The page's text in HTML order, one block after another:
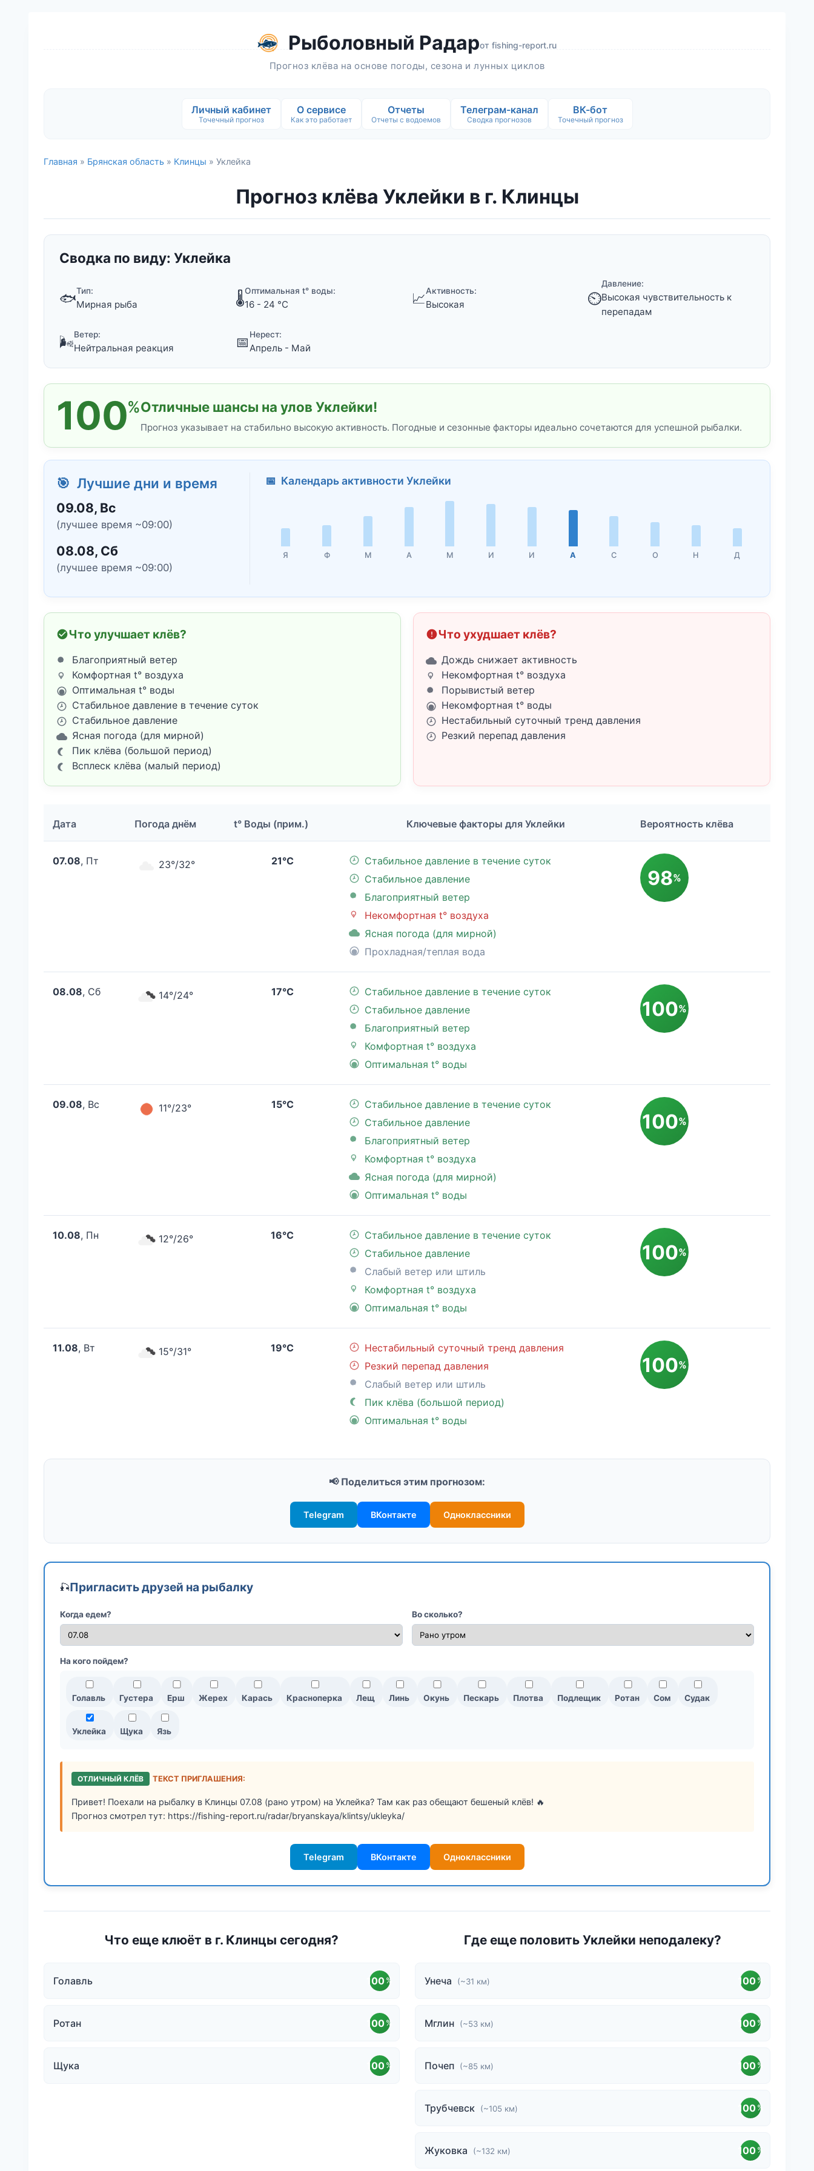
Рыболовный Радарот fishing-report.ru
Прогноз клёва на основе погоды, сезона и лунных циклов
Личный кабинет
Точечный прогноз
О сервисе
Как это работает
Отчеты
Отчеты с водоемов
Телеграм-канал
Сводка прогнозов
ВК-бот
Точечный прогноз
Главная » Брянская область » Клинцы » Уклейка
Прогноз клёва Уклейки в г. Клинцы
Сводка по виду: Уклейка
🐟Тип:
Мирная рыба 🌡️Оптимальная t° воды:
16 - 24 °C 📈Активность:
Высокая ⏲️
Давление:
Высокая чувствительность к
перепадам
🌬️Ветер:
Нейтральная реакция 📅 Нерест:
Апрель - Май
100%Отличные шансы на улов Уклейки!
Прогноз указывает на стабильно высокую активность. Погодные и сезонные факторы идеально сочетаются для успешной рыбалки.
🎯 Лучшие дни и время
09.08, Вс
(лучшее время ~09:00)
08.08, Сб
(лучшее время ~09:00)
📅 Календарь активности Уклейки
Я Ф М А М И И А С О Н Д
Что улучшает клёв?
Благоприятный ветер
Комфортная t° воздуха
Оптимальная t° воды
Стабильное давление в течение суток
Стабильное давление
Ясная погода (для мирной)
Пик клёва (большой период)
Всплеск клёва (малый период)
Что ухудшает клёв?
Дождь снижает активность
Некомфортная t° воздуха
Порывистый ветер
Некомфортная t° воды
Нестабильный суточный тренд давления
Резкий перепад давления
Дата Погода днём t° Воды (прим.) Ключевые факторы для Уклейки Вероятность клёва
07.08, Пт 23°/32° 21°C
Стабильное давление в течение суток
Стабильное давление
Благоприятный ветер
Некомфортная t° воздуха
Ясная погода (для мирной)
Прохладная/теплая вода
98%
08.08, Сб 14°/24° 17°C
Стабильное давление в течение суток
Стабильное давление
Благоприятный ветер
Комфортная t° воздуха
Оптимальная t° воды
100%
09.08, Вс 11°/23° 15°C
Стабильное давление в течение суток
Стабильное давление
Благоприятный ветер
Комфортная t° воздуха
Ясная погода (для мирной)
Оптимальная t° воды
100%
10.08, Пн 12°/26° 16°C
Стабильное давление в течение суток
Стабильное давление
Слабый ветер или штиль
Комфортная t° воздуха
Оптимальная t° воды
100%
11.08, Вт 15°/31° 19°C
Нестабильный суточный тренд давления
Резкий перепад давления
Слабый ветер или штиль
Пик клёва (большой период)
Оптимальная t° воды
100%
📢 Поделиться этим прогнозом:
Telegram ВКонтакте Одноклассники
🎣Пригласить друзей на рыбалку
Когда едем? Во сколько?
На кого пойдем?
Голавль Густера Ерш Жерех Карась Красноперка Лещ Линь Окунь Пескарь Плотва Подлещик Ротан Сом Судак
Уклейка Щука Язь
ОТЛИЧНЫЙ КЛЁВ ТЕКСТ ПРИГЛАШЕНИЯ:
Привет! Поехали на рыбалку в Клинцы 07.08 (рано утром) на Уклейка? Там как раз обещают бешеный клёв! 🔥
Прогноз смотрел тут: https://fishing-report.ru/radar/bryanskaya/klintsy/ukleyka/
Telegram ВКонтакте Одноклассники
Что еще клюёт в г. Клинцы сегодня?
Голавль 100 %
Ротан 100 %
Щука 100 %
Где еще половить Уклейки неподалеку?
Унеча (~31 км) 100 %
Мглин (~53 км) 100 %
Почеп (~85 км) 100 %
Трубчевск (~105 км) 100 %
Жуковка (~132 км) 100 %